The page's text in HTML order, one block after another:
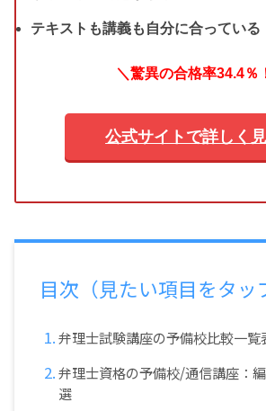
テキストも講義も自分に合っている
＼驚異の合格率34.4％
公式サイトで詳しく
目次（見たい項目をタッ
弁理士試験講座の予備校比較一覧
弁理士資格の予備校/通信講座：
選